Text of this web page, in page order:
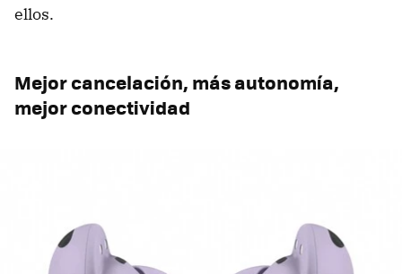
ellos.
Mejor cancelación, más autonomía,
mejor conectividad